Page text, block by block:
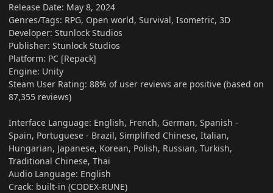
Release Date: May 8, 2024
Genres/Tags: RPG, Open world, Survival, Isometric, 3D
Developer: Stunlock Studios
Publisher: Stunlock Studios
Platform: PC [Repack]
Engine: Unity
Steam User Rating: 88% of user reviews are positive (based on
87,355 reviews)
Interface Language: English, French, German, Spanish -
Spain, Portuguese - Brazil, Simplified Chinese, Italian,
Hungarian, Japanese, Korean, Polish, Russian, Turkish,
Traditional Chinese, Thai
Audio Language: English
Crack: built-in (CODEX-RUNE)